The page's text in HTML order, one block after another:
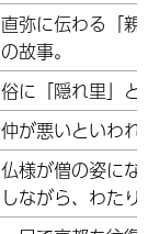
直弥に伝わる「親
の故事。
俗に「隠れ里」と
仲が悪いといわれ
仏様が僧の姿にな
しながら、わたり